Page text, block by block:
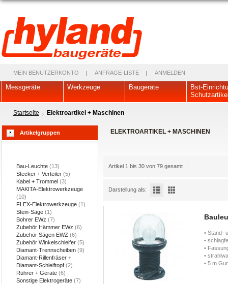
MEIN BENUTZERKONTO ANFRAGE-LISTE ANMELDEN
Messgeräte Werkzeuge Baugeräte
Bst-
Startseite Elektroartikel + Maschinen
ELEKTROARTIKEL + MASCHINEN
Artikel 1 bis 30 von 79 gesamt
Darstellung als:
• Stand-
•
•
•
• 5 m
Artikelgruppen
Bau-Leuchte(13)
Stecker + Verteiler(5)
Kabel + Trommel(3)
MAKITA-Elektrowerkzeuge
(10)
FLEX-Elektrowerkzeuge(1)
Stein-Säge(1)
Bohrer EWz (7)
Zubehör Hämmer EWz (6)
Zubehör Sägen EWZ (6)
Zubehör Winkelschleifer(5)
Diamant-Trennscheiben(9)
Diamant-Rillenfräser +
Diamant-Schleiftopf(2)
Rührer + Geräte(6)
Sonstige Elektrogeräte(7)